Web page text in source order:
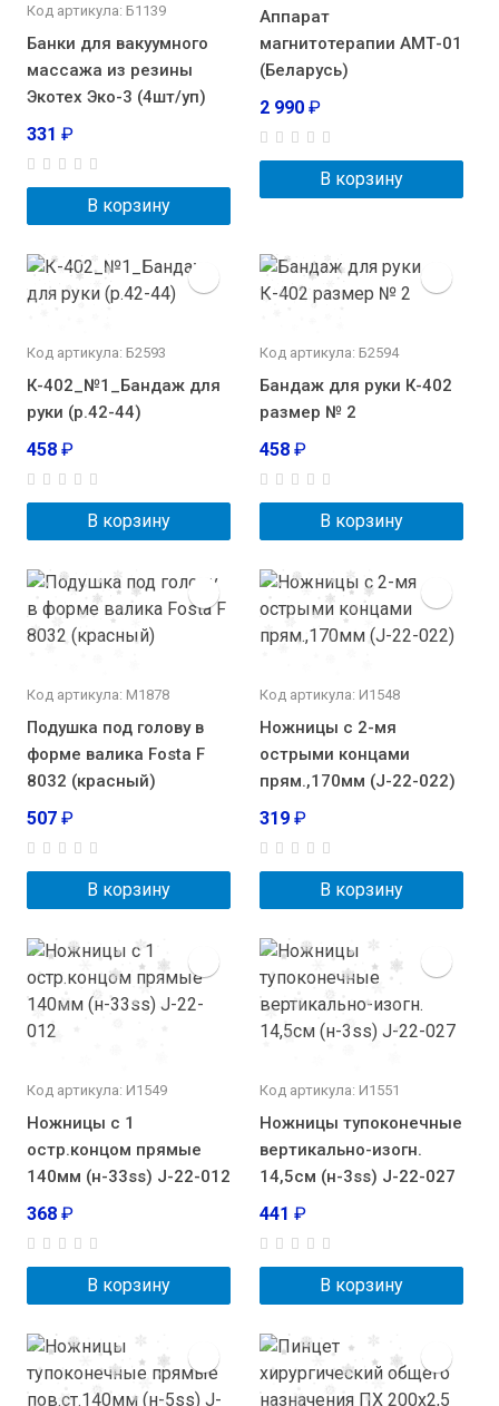
Код артикула: Б1139
Банки для вакуумного
массажа из резины
Экотех Эко-3 (4шт/уп)
331 ₽
В корзину
Аппарат
магнитотерапии АМТ-01
(Беларусь)
2 990 ₽
В корзину
Код артикула: Б2593
К-402_№1_Бандаж для
руки (р.42-44)
458 ₽
В корзину
Код артикула: Б2594
Бандаж для руки К-402
размер № 2
458 ₽
В корзину
Код артикула: М1878
Подушка под голову в
форме валика Fosta F
8032 (красный)
507 ₽
В корзину
Код артикула: И1548
Ножницы с 2-мя
острыми концами
прям.,170мм (J-22-022)
319 ₽
В корзину
Код артикула: И1549
Ножницы с 1
остр.концом прямые
140мм (н-33ss) J-22-012
368 ₽
В корзину
Код артикула: И1551
Ножницы тупоконечные
вертикально-изогн.
14,5см (н-3ss) J-22-027
441 ₽
В корзину